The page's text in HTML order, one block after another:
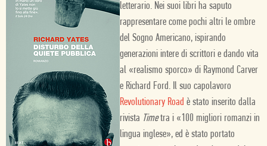
letterario. Nei suoi libri ha saputo
rappresentare come pochi altri le ombre
del Sogno Americano, ispirando
generazioni intere di scrittori e dando vita
al «realismo sporco» di Raymond Carver
e Richard Ford. Il suo capolavoro
Revolutionary Road è stato inserito dalla
rivista Timetra i «100 migliori romanzi in
lingua inglese», ed è stato portato